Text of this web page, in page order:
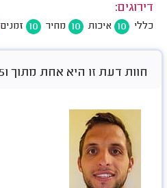
דירוגים:
כללי 10 איכות 10 מחיר 10 זמנים
חוות דעת זו היא אחת מתוך 151 על עסק זה: